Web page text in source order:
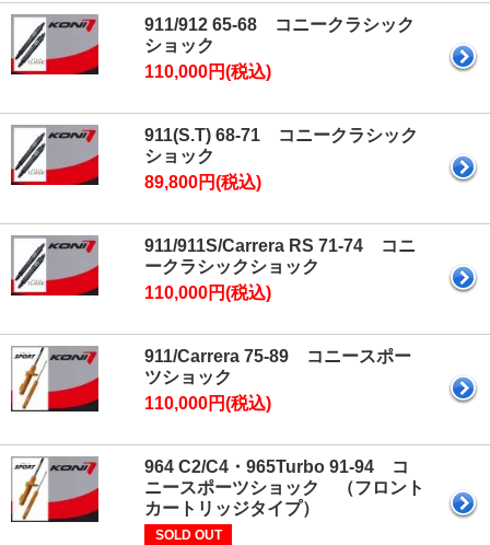
911/912 65-68 コニークラシック
ショック
110,000円(税込)
911(S.T) 68-71 コニークラシック
ショック
89,800円(税込)
911/911S/Carrera RS 71-74 コニ
ークラシックショック
110,000円(税込)
911/Carrera 75-89 コニースポー
ツショック
110,000円(税込)
964 C2/C4・965Turbo 91-94 コ
ニースポーツショック （フロント
カートリッジタイプ）
SOLD OUT